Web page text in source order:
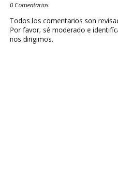
0 Comentarios
Todos los comentarios son
Por favor, sé moderado e
nos dirigimos.